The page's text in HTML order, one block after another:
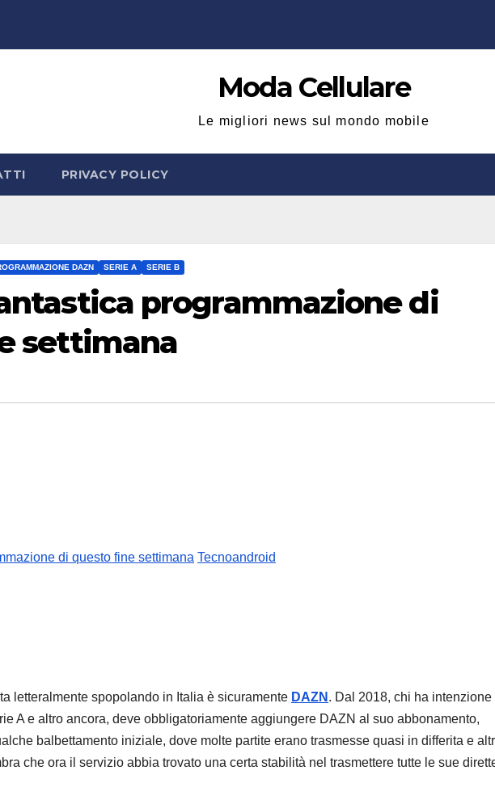
Moda Cellulare
Le migliori news sul mondo mobile
PRIVACY POLICY
DAZN SERIE A SERIE B
programmazione di
settimana
di questo fine settimana Tecnoandroid
letteralmente spopolando in Italia è sicuramente DAZN . Dal 2018, chi ha intenzione
A e altro ancora, deve obbligatoriamente aggiungere DAZN al suo abbonamento,
balbettamento iniziale, dove molte partite erano trasmesse quasi in differita e
che ora il servizio abbia trovato una certa stabilità nel trasmettere tutte le sue